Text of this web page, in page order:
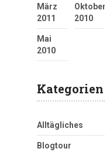
März
2011
Oktober
2010
Mai
2010
Kategorien
Alltägliches
Blogtour